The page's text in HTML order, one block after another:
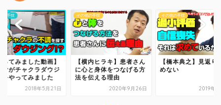
の手技
ってみました動画】
ヤがチャクラダウジ
をやってみました
2018年5月21日
その他の手技
【横内ヒラキ】患者さん
に心と身体をつなげる方
法を伝える理由
2020年9月26日
その他の手技
【橋本典之】見返り
めない
2019年6